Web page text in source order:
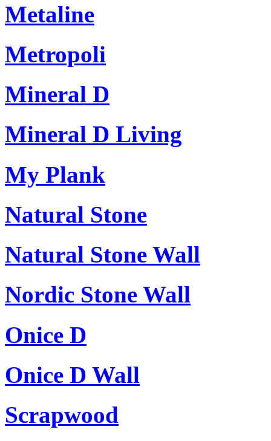
Metaline
Metropoli
Mineral D
Mineral D Living
My Plank
Natural Stone
Natural Stone Wall
Nordic Stone Wall
Onice D
Onice D Wall
Scrapwood